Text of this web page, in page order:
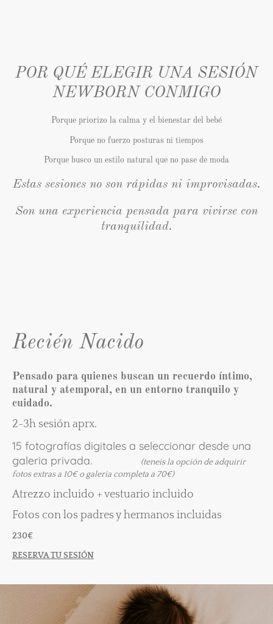
POR QUÉ ELEGIR UNA SESIÓN
NEWBORN CONMIGO
Porque priorizo la calma y el bienestar del bebé
Porque no fuerzo posturas ni tiempos
Porque busco un estilo natural que no pase de moda
Estas sesiones no son rápidas ni improvisadas.
Son una experiencia pensada para vivirse con
tranquilidad.
Recién Nacido
Pensado para quienes buscan un recuerdo íntimo,
natural y atemporal, en un entorno tranquilo y
cuidado.
2-3h sesión aprx.
15 fotografías digitales a seleccionar desde una
galeria privada.
(teneis la opción de adquirir
fotos extras a 10€ o galeria completa a 70€)
Atrezzo incluido + vestuario incluido
Fotos con los padres y hermanos incluidas
230€
RESERVA TU SESIÓN